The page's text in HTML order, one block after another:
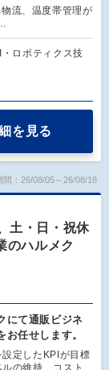
流、温度帯管理が
ロボティクス技
を見る
間：26/08/05～26/08/18
土・日・祝休
のハルメク
にて通販ビジネ
任せします。
定したKPIが目標